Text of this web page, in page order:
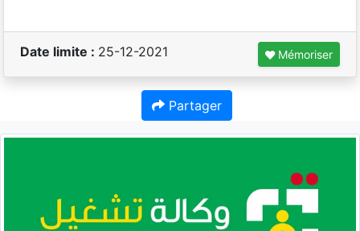
Date limite : 25-12-2021 Mémoriser
Partager